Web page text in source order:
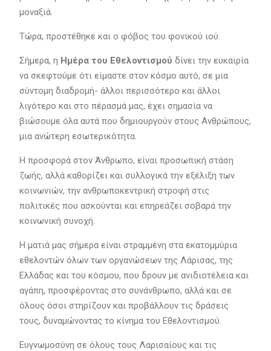
μοναξιά.
Τώρα, προστέθηκε και ο φόβος του φονικού ιού.
Σήμερα, η Ημέρα του Εθελοντισμού δίνει την ευκαιρία
να σκεφτούμε ότι είμαστε στον κόσμο αυτό, σε μια
σύντομη διαδρομή- άλλοι περισσότερο και άλλοι
λιγότερο και στο πέρασμά μας, έχει σημασία να
βιώσουμε όλα αυτά που δημιουργούν στους Ανθρώπους,
μια ανώτερη εσωτερικότητα.
Η προσφορά στον Άνθρωπο, είναι προσωπική στάση
ζωής, αλλά καθορίζει και συλλογικά την εξέλιξη των
κοινωνιών, την ανθρωποκεντρική στροφή στις
πολιτικές που ασκούνται και επηρεάζει σοβαρά την
κοινωνική συνοχή.
Η ματιά μας σήμερα είναι στραμμένη στα εκατομμύρια
εθελοντών όλων των οργανώσεων της Λάρισας, της
Ελλάδας και του κόσμου, που δρουν με ανιδιοτέλεια και
αγάπη, προσφέροντας στο συνάνθρωπο, αλλά και σε
όλους όσοι στηρίζουν και προβάλλουν τις δράσεις
τους, δυναμώνοντας το κίνημα του Εθελοντισμού.
Ευγνωμοσύνη σε όλους τους Λαρισαίους και τις